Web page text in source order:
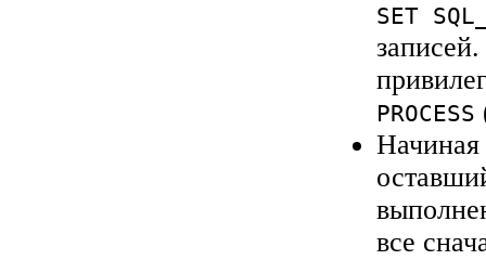
SET
PROCESS
Начиная
все